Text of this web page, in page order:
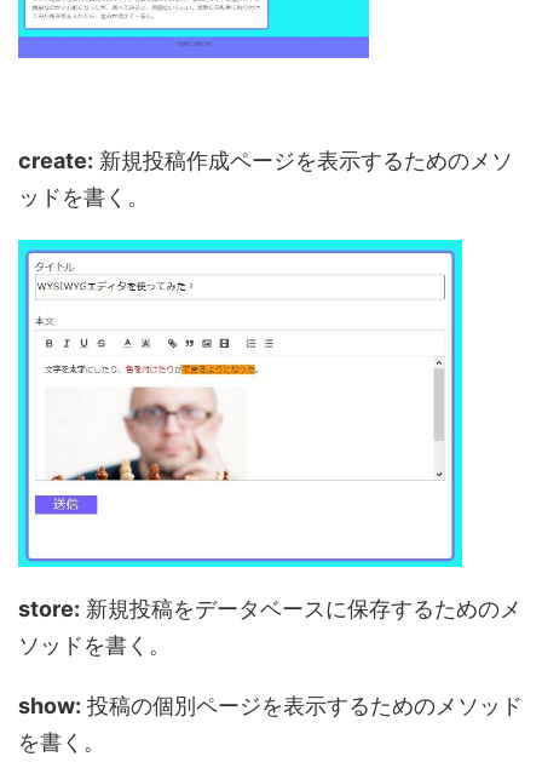
create: 新規投稿作成ページを表示するためのメソ
ッドを書く。
store: 新規投稿をデータベースに保存するためのメ
ソッドを書く。
show: 投稿の個別ページを表示するためのメソッド
を書く。